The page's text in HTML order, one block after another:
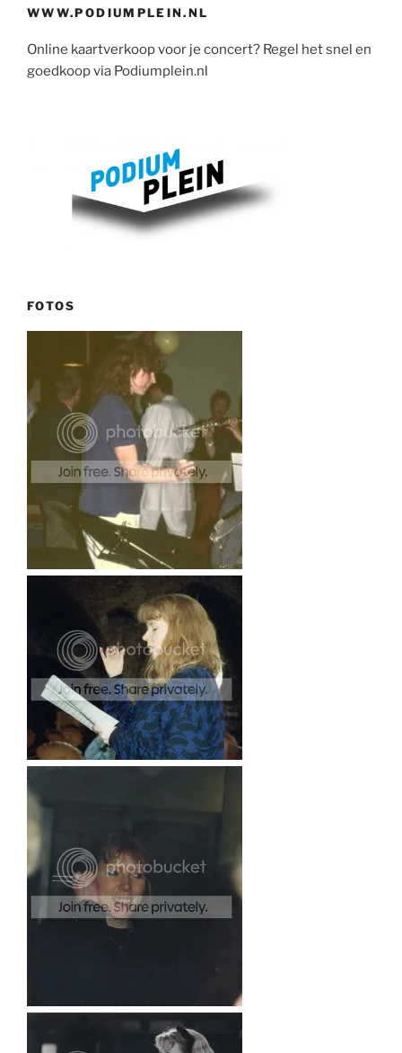
WWW.PODIUMPLEIN.NL
Online kaartverkoop voor je concert? Regel het snel en
goedkoop via Podiumplein.nl
FOTOS